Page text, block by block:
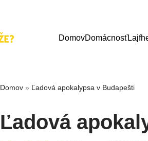
DomovDomácnosť
Domov » Ľadová apokalypsa v Budapešti
Ľadová